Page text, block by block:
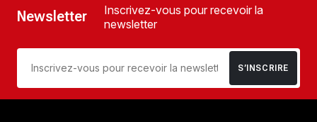
Newsletter
Inscrivez-vous pour recevoir la
newsletter
S’INSCRIRE